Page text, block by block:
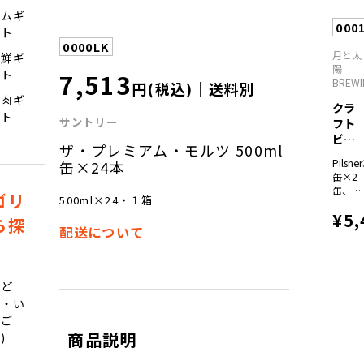
ギ
ギ
ギ
リ
探
い
0000LK
7,513円(税込)｜送料別
サントリー
ザ・プレミアム・モルツ 500ml
缶×24本
500ml×24・１箱
配送について
商品説明
ェン
330ｍ
本
月と太
陽
クラ
フト
ビー
飲...
缶×2
缶、
缶×2